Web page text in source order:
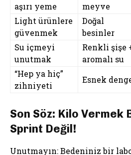
aşırı yeme
meyve
Light ürünlere
güvenmek
Doğal
besinler
Su içmeyi
unutmak
Renkli şişe
aromalı su
“Hep ya hiç”
zihniyeti
Esnek
Son Söz: Kilo Vermek
Sprint Değil!
Unutmayın: Bedeniniz bir